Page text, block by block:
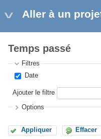
Aller à un
Temps passé
Filtres
Date
Ajouter le filtre
Options
Appliquer Effacer